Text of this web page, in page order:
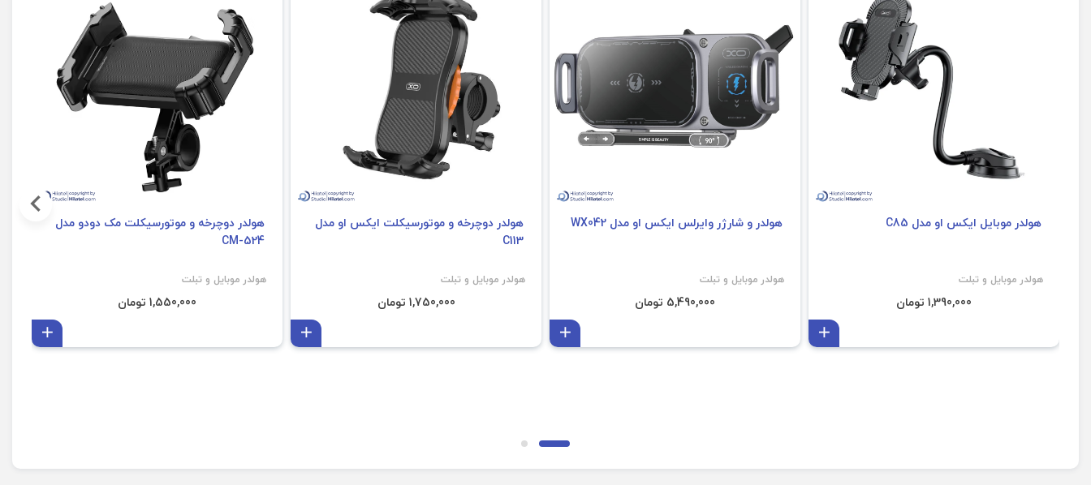
هولدر موبایل ایکس او مدل C85
هولدر موبایل و تبلت
1,390,000 تومان
هولدر و شارژر وایرلس ایکس او مدل WX042
هولدر موبایل و تبلت
5,490,000 تومان
هولدر دوچرخه و موتورسیکلت ایکس او مدل
C113
هولدر موبایل و تبلت
1,750,000 تومان
هولدر دوچرخه و موتورسیکلت مک دودو مدل
CM-524
هولدر موبایل و تبلت
1,550,000 تومان